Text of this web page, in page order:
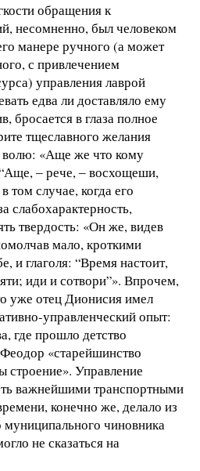
обращения к
несомненно, был человеком
манере ручного (а может
с привлечением
управления лаврой
едва ли доставляло ему
бросается в глаза полное
тщеславного желания
«Аще же что кому
‒ рече, ‒ восхощеши,
том случае, когда его
слабохарактерность,
твердость: «Он же, видев
мало, кроткими
и глаголя: “Время настоит,
иди и сотвори”». Впрочем,
уже отец Дионисия имел
управленческий опыт:
где прошло детство
«старейшинство
Управление
важнейшими транспортными
конечно же, делало из
чиновника
не сказаться на